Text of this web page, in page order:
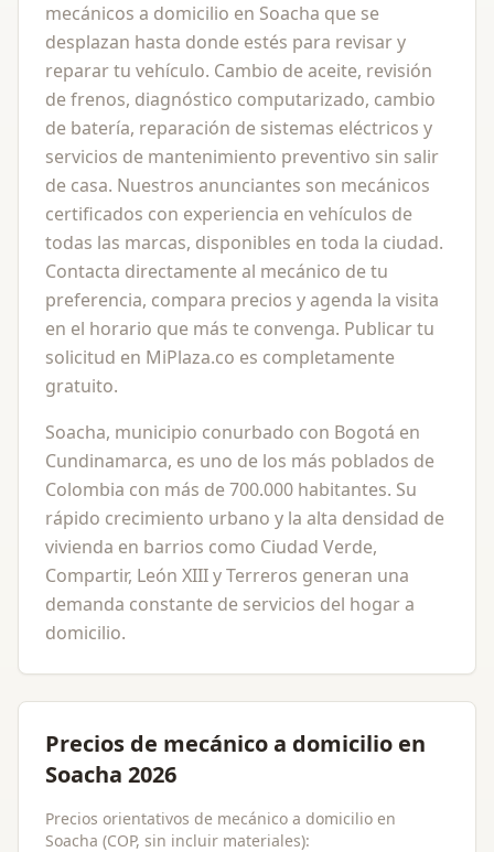
mecánicos a domicilio en Soacha que se
desplazan hasta donde estés para revisar y
reparar tu vehículo. Cambio de aceite, revisión
de frenos, diagnóstico computarizado, cambio
de batería, reparación de sistemas eléctricos y
servicios de mantenimiento preventivo sin salir
de casa. Nuestros anunciantes son mecánicos
certificados con experiencia en vehículos de
todas las marcas, disponibles en toda la ciudad.
Contacta directamente al mecánico de tu
preferencia, compara precios y agenda la visita
en el horario que más te convenga. Publicar tu
solicitud en MiPlaza.co es completamente
gratuito.
Soacha, municipio conurbado con Bogotá en
Cundinamarca, es uno de los más poblados de
Colombia con más de 700.000 habitantes. Su
rápido crecimiento urbano y la alta densidad de
vivienda en barrios como Ciudad Verde,
Compartir, León XIII y Terreros generan una
demanda constante de servicios del hogar a
domicilio.
Precios de mecánico a domicilio en
Soacha 2026
Precios orientativos de mecánico a domicilio en
Soacha (COP, sin incluir materiales):